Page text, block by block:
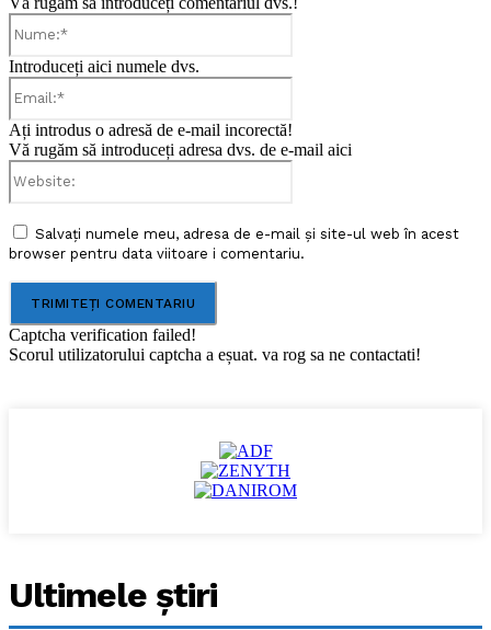
Introduceți aici numele dvs.
Ați introdus o adresă de e-mail incorectă!
Vă rugăm să introduceți adresa dvs. de e-mail aici
Salvați numele meu, adresa de e-mail și site-ul web în acest
browser pentru data viitoare i comentariu.
Captcha verification failed!
Scorul utilizatorului captcha a eșuat. va rog sa ne contactati!
Ultimele ştiri